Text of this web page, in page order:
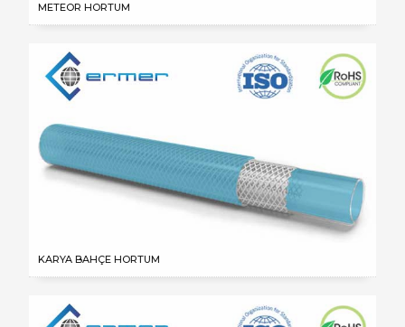
METEOR HORTUM
KARYA BAHÇE HORTUM